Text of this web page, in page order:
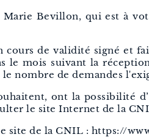
Marie Bevillon, qui est à
de validité signé et
le mois suivant la
nombre de demandes
ont la possibilité
le site Internet de la
site de la CNIL : https://